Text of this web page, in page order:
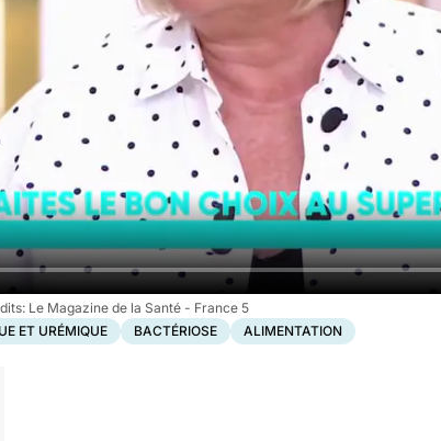
Le Magazine de la Santé - France 5
ET URÉMIQUE BACTÉRIOSE ALIMENTATION